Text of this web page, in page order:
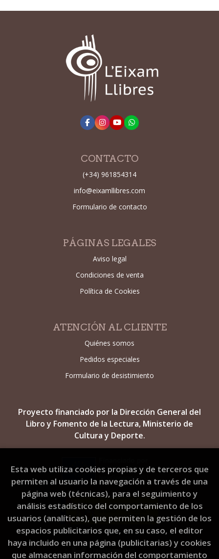
CONTACTO
(+34) 961854314
info@eixamllibres.com
Formulario de contacto
PÁGINAS LEGALES
Aviso legal
Condiciones de venta
Política de Cookies
ATENCIÓN AL CLIENTE
Quiénes somos
Pedidos especiales
Formulario de desistimiento
Proyecto financiado por la Dirección General del
Libro y Fomento de la Lectura, Ministerio de
Cultura y Deporte.
Esta web utiliza cookies propias y de terceros que
permiten al usuario la navegación a través de una
página web (técnicas), para el seguimiento y
análisis estadístico del comportamiento de los
usuarios (analíticas), que permiten la gestión de los
espacios publicitarios que, en su caso, el editor
haya incluido en una página (publicitarias) y cookies
que almacenan información del comportamiento